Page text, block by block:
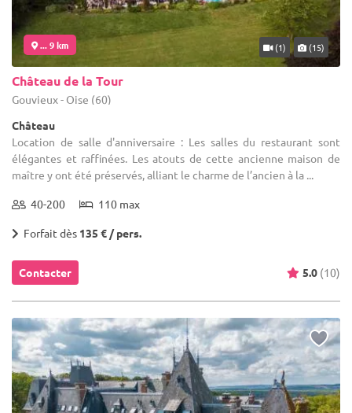
... 9 km (1) (15)
Château de la Tour
Gouvieux - Oise (60)
Château
Location de salle d'anniversaire : Les salles du restaurant sont
élégantes et raffinées. Les atouts de cette ancienne maison de
maître y ont été préservés, alliant le charme de l’ancien à la ...
40-200 110 max
Forfait dès 135 € / pers.
Contacter 5.0 (10)